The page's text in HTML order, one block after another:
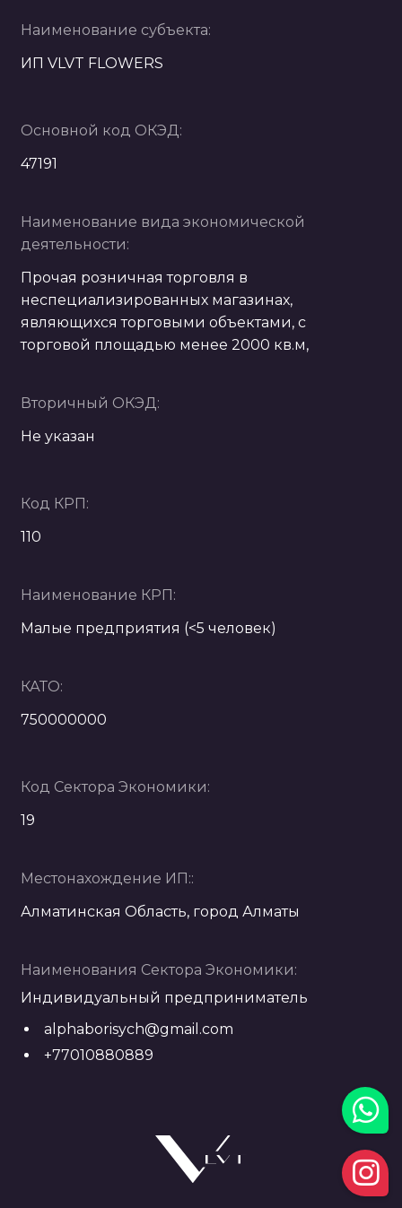
Наименование субъекта:
ИП VLVT FLOWERS
Основной код ОКЭД:
47191
Наименование вида экономической
деятельности:
Прочая розничная торговля в
неспециализированных магазинах,
являющихся торговыми объектами, с
торговой площадью менее 2000 кв.м,
Вторичный ОКЭД:
Не указан
Код КРП:
110
Наименование КРП:
Малые предприятия (<5 человек)
КАТО:
750000000
Код Сектора Экономики:
19
Местонахождение ИП::
Алматинская Область, город Алматы
Наименования Сектора Экономики:
Индивидуальный предприниматель
alphaborisych@gmail.com
+77010880889